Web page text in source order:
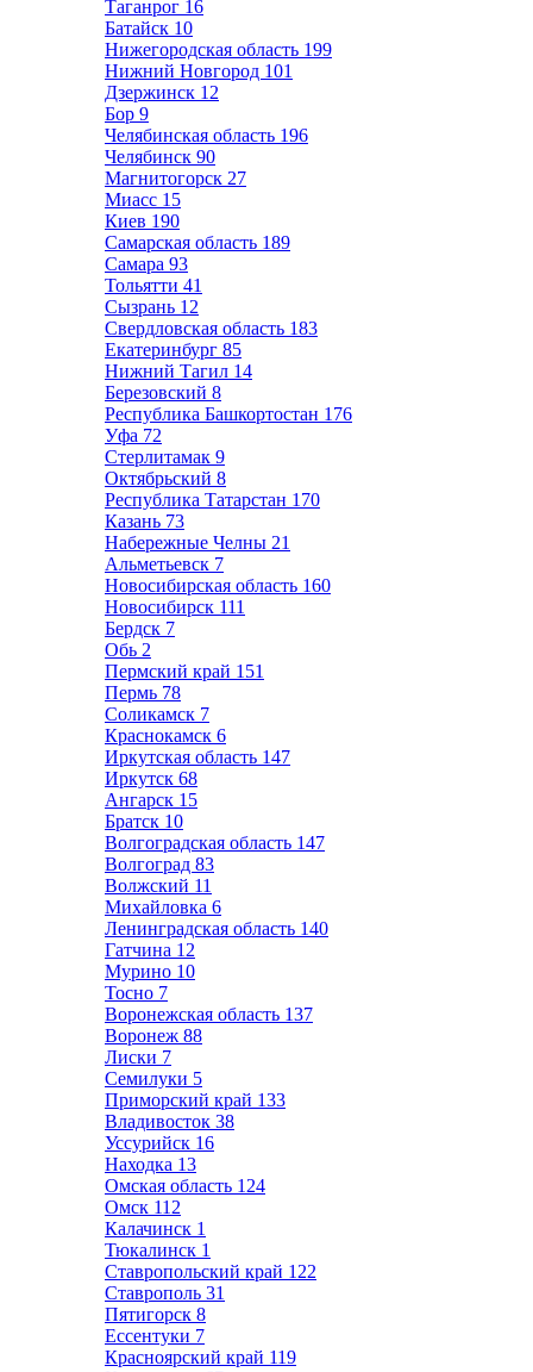
Таганрог 16
Батайск 10
Нижегородская область 199
Нижний Новгород 101
Дзержинск 12
Бор 9
Челябинская область 196
Челябинск 90
Магнитогорск 27
Миасс 15
Киев 190
Самарская область 189
Самара 93
Тольятти 41
Сызрань 12
Свердловская область 183
Екатеринбург 85
Нижний Тагил 14
Березовский 8
Республика Башкортостан 176
Уфа 72
Стерлитамак 9
Октябрьский 8
Республика Татарстан 170
Казань 73
Набережные Челны 21
Альметьевск 7
Новосибирская область 160
Новосибирск 111
Бердск 7
Обь 2
Пермский край 151
Пермь 78
Соликамск 7
Краснокамск 6
Иркутская область 147
Иркутск 68
Ангарск 15
Братск 10
Волгоградская область 147
Волгоград 83
Волжский 11
Михайловка 6
Ленинградская область 140
Гатчина 12
Мурино 10
Тосно 7
Воронежская область 137
Воронеж 88
Лиски 7
Семилуки 5
Приморский край 133
Владивосток 38
Уссурийск 16
Находка 13
Омская область 124
Омск 112
Калачинск 1
Тюкалинск 1
Ставропольский край 122
Ставрополь 31
Пятигорск 8
Ессентуки 7
Красноярский край 119